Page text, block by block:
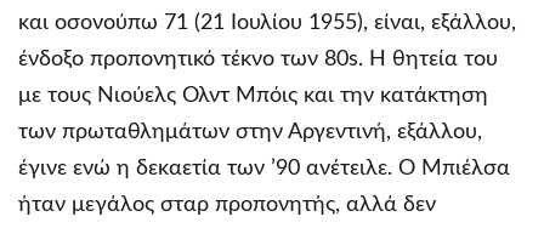
και οσονούπω 71 (21 Ιουλίου 1955), είναι, εξάλλου,
ένδοξο προπονητικό τέκνο των 80s. Η θητεία του
με τους Νιούελς Ολντ Μπόις και την κατάκτηση
των πρωταθλημάτων στην Αργεντινή, εξάλλου,
έγινε ενώ η δεκαετία των ’90 ανέτειλε. Ο Μπιέλσα
ήταν μεγάλος σταρ προπονητής, αλλά δεν